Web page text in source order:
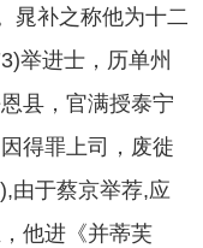
晁补之称他为十二
举进士，历单州
县，官满授泰宁
得罪上司，废徙
由于蔡京举荐,应
他进《并蒂芙